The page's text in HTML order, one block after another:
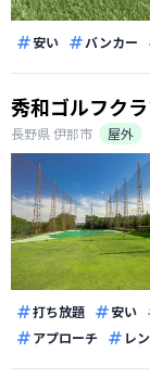
安い バンカー
秀和ゴルフク
長野県伊那市
屋外
打ち放題 安い
アプローチ
レ